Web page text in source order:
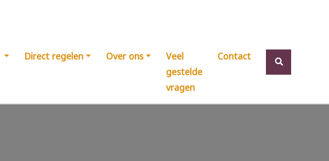
Direct regelen Over ons
Veel
gestelde
vragen
Contact